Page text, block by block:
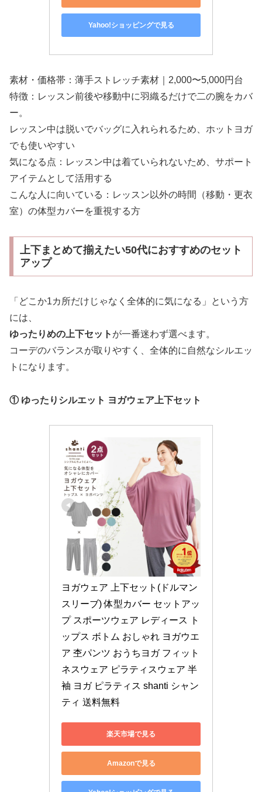
Yahoo!ショッピングで見る
素材・価格帯：薄手ストレッチ素材｜2,000〜5,000円台
特徴：レッスン前後や移動中に羽織るだけで二の腕をカバ
ー。
レッスン中は脱いでバッグに入れられるため、ホットヨガ
でも使いやすい
気になる点：レッスン中は着ていられないため、サポート
アイテムとして活用する
こんな人に向いている：レッスン以外の時間（移動・更衣
室）の体型カバーを重視する方
上下まとめて揃えたい50代におすすめのセット
アップ
「どこか1カ所だけじゃなく全体的に気になる」という方
には、
ゆったりめの上下セット が一番迷わず選べます。
コーデのバランスが取りやすく、全体的に自然なシルエッ
トになります。
① ゆったりシルエット ヨガウェア上下セット
ヨガウェア 上下セット(ドルマン
スリーブ) 体型カバー セットアッ
プ スポーツウェア レディース ト
ップス ボトム おしゃれ ヨガウエ
ア 杢パンツ おうちヨガ フィット
ネスウェア ピラティスウェア 半
袖 ヨガ ピラティス shanti シャン
ティ 送料無料
楽天市場で見る
Amazonで見る